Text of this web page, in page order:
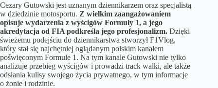
Cezary Gutowski jest uznanym dziennikarzem oraz specjalistą
w dziedzinie motosportu. Z wielkim zaangażowaniem
opisuje wydarzenia z wyścigów Formuły 1, a jego
akredytacja od FIA podkreśla jego profesjonalizm. Dzięki
świeżemu podejściu do dziennikarstwa stworzył F1Vlog,
który stał się najchętniej oglądanym polskim kanałem
poświęconym Formule 1. Na tym kanale Gutowski nie tylko
analizuje przebieg wyścigów i prowadzi track walki, ale także
odsłania kulisy swojego życia prywatnego, w tym informacje
o żonie i rodzinie.